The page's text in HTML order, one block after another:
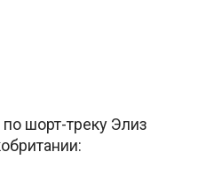
шорт-треку Элиз